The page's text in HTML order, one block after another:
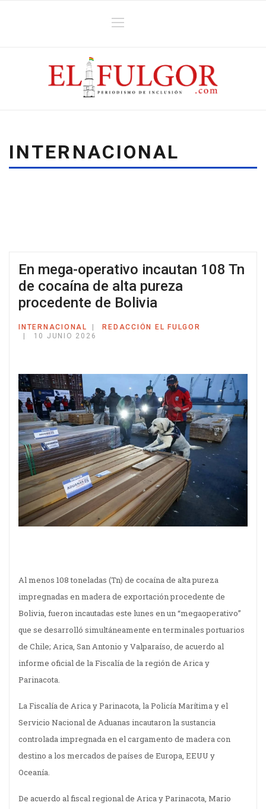
INTERNACIONAL
En mega-operativo incautan 108 Tn
de cocaína de alta pureza
procedente de Bolivia
INTERNACIONAL
REDACCIÓN EL FULGOR
10 JUNIO 2026
Al menos 108 toneladas (Tn) de cocaína de alta pureza
impregnadas en madera de exportación procedente de
Bolivia, fueron incautadas este lunes en un “megaoperativo”
que se desarrolló simultáneamente en terminales portuarios
de Chile; Arica, San Antonio y Valparaíso, de acuerdo al
informe oficial de la Fiscalía de la región de Arica y
Parinacota.
La Fiscalía de Arica y Parinacota, la Policía Marítima y el
Servicio Nacional de Aduanas incautaron la sustancia
controlada impregnada en el cargamento de madera con
destino a los mercados de países de Europa, EEUU y
Oceanía.
De acuerdo al fiscal regional de Arica y Parinacota, Mario